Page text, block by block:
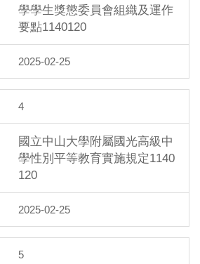
學學生獎懲委員會組織及運作
要點1140120
2025-02-25
4
國立中山大學附屬國光高級中
學性別平等教育實施規定1140
120
2025-02-25
5